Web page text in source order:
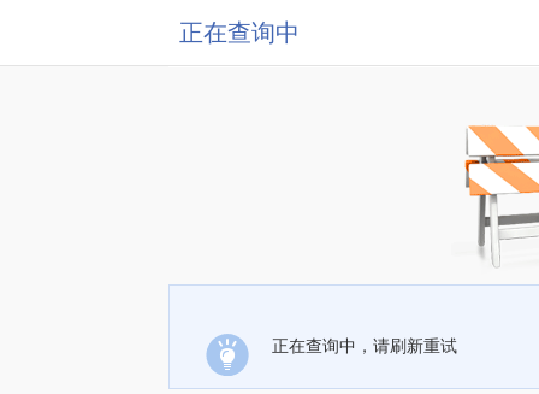
正在查询中
正在查询中，请刷新重试